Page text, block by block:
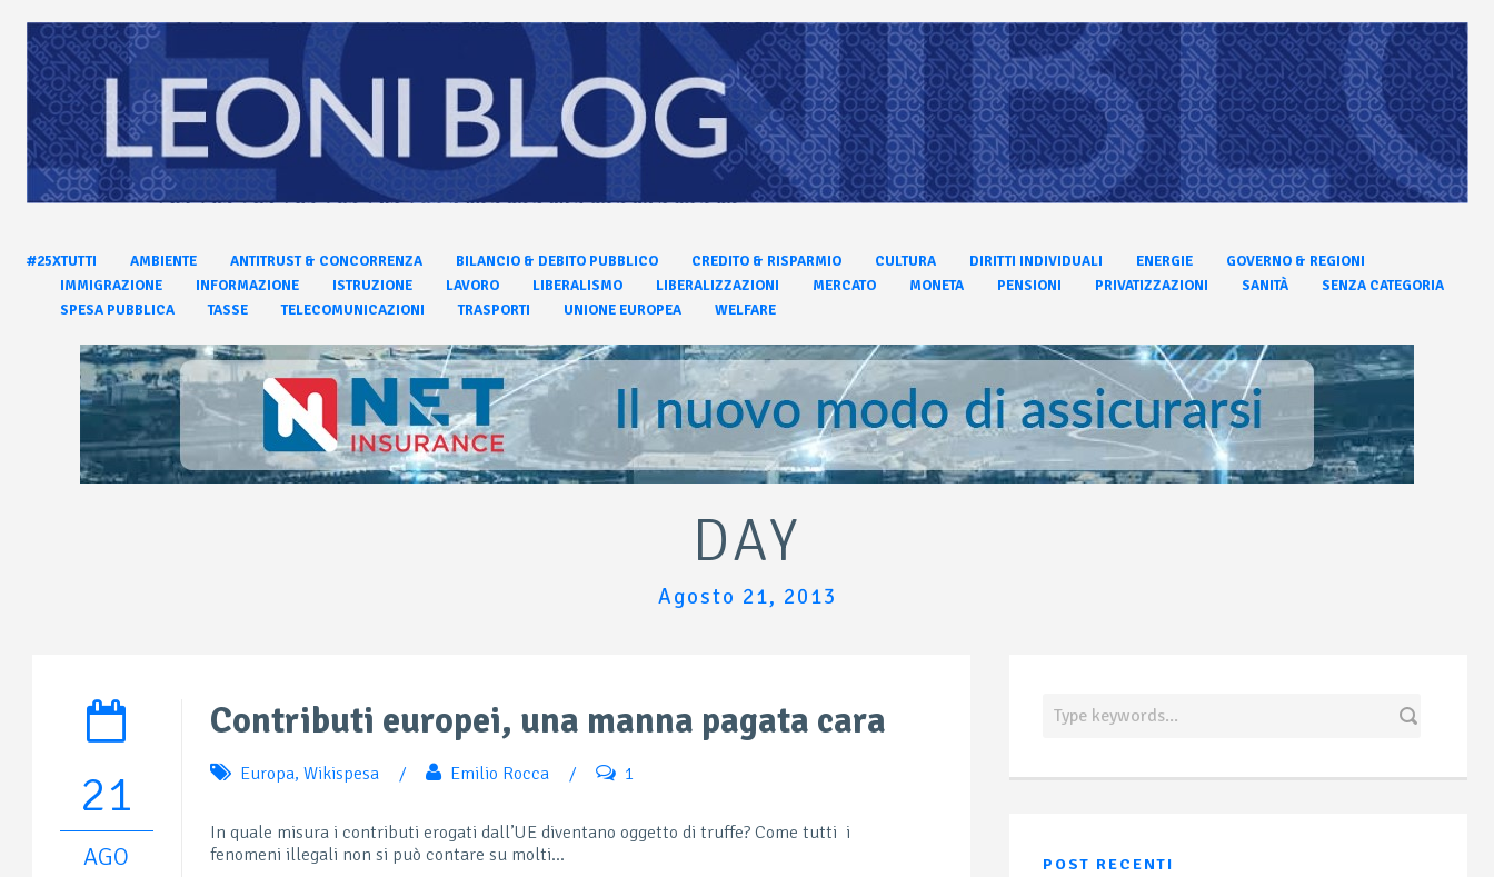
#25XTUTTI AMBIENTE ANTITRUST & CONCORRENZA BILANCIO & DEBITO PUBBLICO CREDITO & RISPARMIO CULTURA DIRITTI INDIVIDUALI ENERGIE
GOVERNO & REGIONI
IMMIGRAZIONE
INFORMAZIONE ISTRUZIONE LAVORO LIBERALISMO LIBERALIZZAZIONI MERCATO MONETA PENSIONI PRIVATIZZAZIONI SANITÀ
SENZA CATEGORIA
SPESA PUBBLICA
TASSE TELECOMUNICAZIONI TRASPORTI UNIONE EUROPEA WELFARE
DAY
Agosto 21, 2013
21
AGO
Contributi europei, una manna pagata cara
Europa, Wikispesa / Emilio Rocca / 1
In quale misura i contributi erogati dall’UE diventano oggetto di truffe? Come tutti i
fenomeni illegali non si può contare su molti...
POST RECENTI